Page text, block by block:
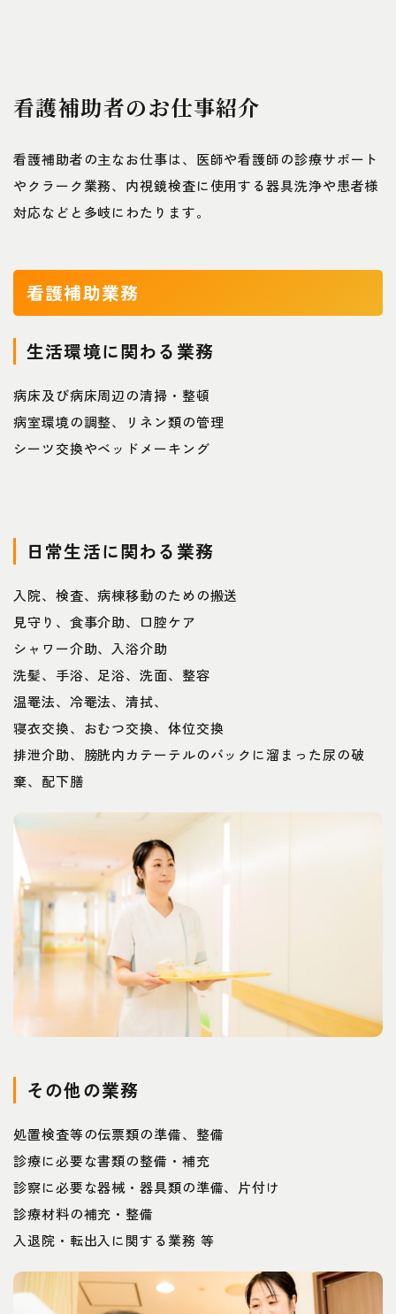
看護補助者のお仕事紹介
看護補助者の主なお仕事は、医師や看護師の診療サポート
やクラーク業務、内視鏡検査に使用する器具洗浄や患者様
対応などと多岐にわたります。
看護補助業務
生活環境に関わる業務
病床及び病床周辺の清掃・整頓
病室環境の調整、リネン類の管理
シーツ交換やベッドメーキング
日常生活に関わる業務
入院、検査、病棟移動のための搬送
見守り、食事介助、口腔ケア
シャワー介助、入浴介助
洗髪、手浴、足浴、洗面、整容
温罨法、冷罨法、清拭、
寝衣交換、おむつ交換、体位交換
排泄介助、膀胱内カテーテルのバックに溜まった尿の破
棄、配下膳
その他の業務
処置検査等の伝票類の準備、整備
診療に必要な書類の整備・補充
診察に必要な器械・器具類の準備、片付け
診療材料の補充・整備
入退院・転出入に関する業務 等